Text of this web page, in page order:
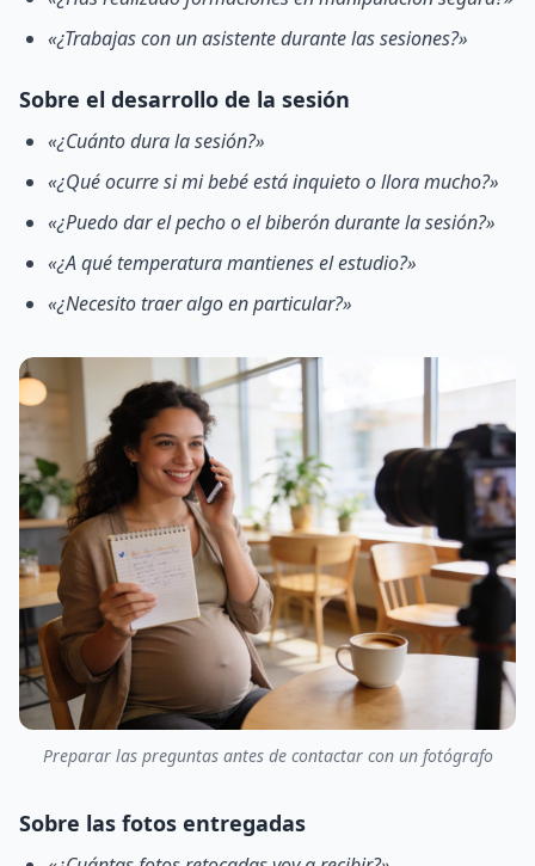
«¿Trabajas con un asistente durante las sesiones?»
Sobre el desarrollo de la sesión
«¿Cuánto dura la sesión?»
«¿Qué ocurre si mi bebé está inquieto o llora mucho?»
«¿Puedo dar el pecho o el biberón durante la sesión?»
«¿A qué temperatura mantienes el estudio?»
«¿Necesito traer algo en particular?»
Preparar las preguntas antes de contactar con un fotógrafo
Sobre las fotos entregadas